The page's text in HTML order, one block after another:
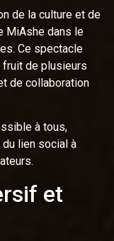
de la culture et de
MiAshe dans le
Ce spectacle
fruit de plusieurs
de collaboration
à tous,
lien social à
et